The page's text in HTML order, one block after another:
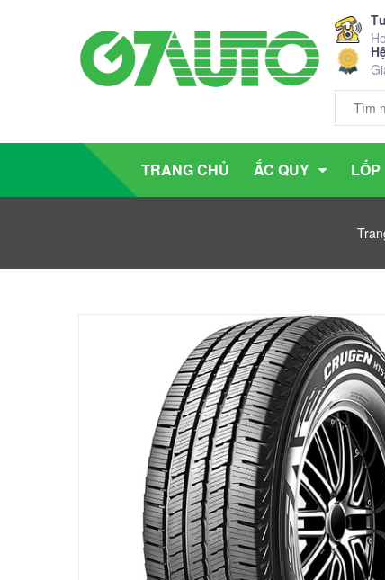
TRANG CHỦ ẮC QUY LỐP